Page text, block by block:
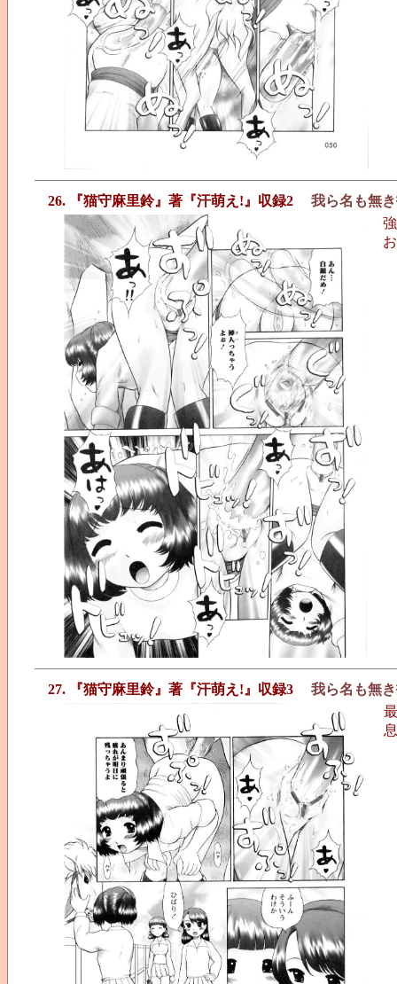
26. 『猫守麻里鈴』著『汗萌え!』収録2
我ら名も無
27. 『猫守麻里鈴』著『汗萌え!』収録3
我ら名も無